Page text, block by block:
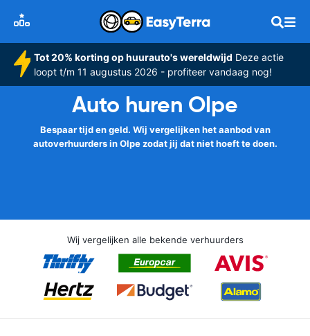
Tot 20% korting op huurauto's wereldwijd Deze actie
loopt t/m 11 augustus 2026 - profiteer vandaag nog!
Auto huren Olpe
Bespaar tijd en geld. Wij vergelijken het aanbod van
autoverhuurders in Olpe zodat jij dat niet hoeft te doen.
Wij vergelijken alle bekende verhuurders